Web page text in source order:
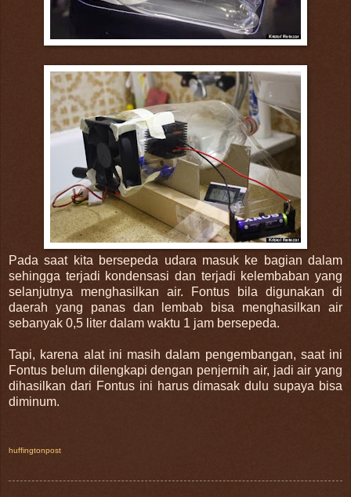
Pada saat kita bersepeda udara masuk ke bagian dalam
sehingga terjadi kondensasi dan terjadi kelembaban yang
selanjutnya menghasilkan air. Fontus bila digunakan di
daerah yang panas dan lembab bisa menghasilkan air
sebanyak 0,5 liter dalam waktu 1 jam bersepeda.
Tapi, karena alat ini masih dalam pengembangan, saat ini
Fontus belum dilengkapi dengan penjernih air, jadi air yang
dihasilkan dari Fontus ini harus dimasak dulu supaya bisa
diminum.
huffingtonpost